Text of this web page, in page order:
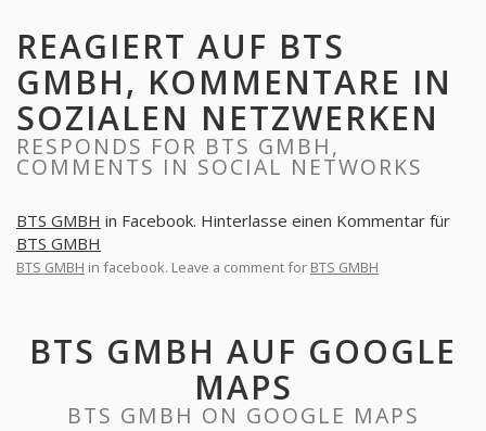
REAGIERT AUF BTS
GMBH, KOMMENTARE IN
SOZIALEN NETZWERKEN
RESPONDS FOR BTS GMBH,
COMMENTS IN SOCIAL NETWORKS
BTS GMBH in Facebook. Hinterlasse einen Kommentar für
BTS GMBH
BTS GMBH in facebook. Leave a comment for BTS GMBH
BTS GMBH AUF GOOGLE
MAPS
BTS GMBH ON GOOGLE MAPS